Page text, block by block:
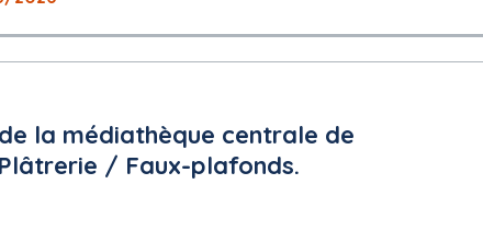
la médiathèque centrale de
/ Faux-plafonds.